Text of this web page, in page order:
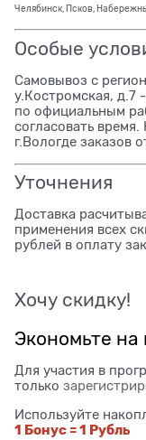
Челябинск, Псков,
Особые
Самовывоз с
у.Костромская, д.7
по официальным
согласовать время.
г.Вологде заказов
Уточнения
Доставка
применения всех
рублей в оплату
Хочу скидку!
Экономьте на
Для участия в
только
Используйте
1 Бонус = 1 Рубль